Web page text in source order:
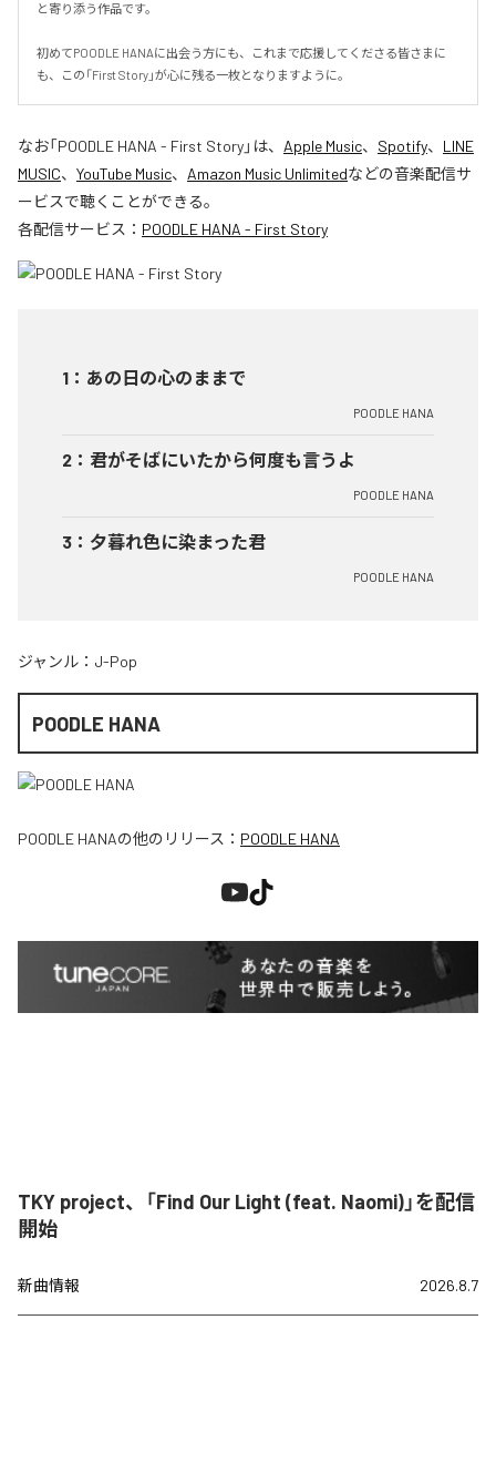
と寄り添う作品です。
初めてPOODLE HANAに出会う方にも、これまで応援してくださる皆さまに
も、この「First Story」が心に残る一枚となりますように。
なお「POODLE HANA - First Story」は、 Apple Music、 Spotify、 LINE
MUSIC、 YouTube Music、 Amazon Music Unlimitedなどの音楽配信サ
ービスで聴くことができる。
各配信サービス： POODLE HANA - First Story
1 ： あの日の心のままで
POODLE HANA
2 ： 君がそばにいたから何度も言うよ
POODLE HANA
3 ： 夕暮れ色に染まった君
POODLE HANA
ジャンル： J-Pop
POODLE HANA
POODLE HANAの他のリリース： POODLE HANA
TKY project、「Find Our Light (feat. Naomi)」を配信
開始
新曲情報 2026.8.7